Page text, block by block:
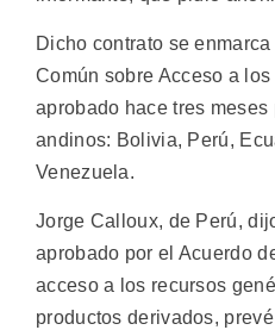
Dicho contrato se
Común sobre Acceso a
aprobado hace tres
andinos: Bolivia, Perú,
Venezuela.
Jorge Calloux, de Perú,
aprobado por el Acuerdo
acceso a los recursos
productos derivados,